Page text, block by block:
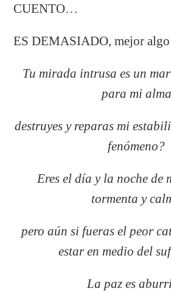
CUENTO…
ES DEMASIADO, mejor algo
Tu mirada intrusa es un
para mi alma
destruyes y reparas mi
fenómeno?
Eres el día y la noche de
tormenta y
pero aún si fueras el peor
estar en medio del
La paz es